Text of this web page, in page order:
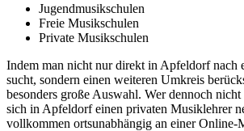
Jugendmusikschulen
Freie Musikschulen
Private Musikschulen
Indem man nicht nur direkt in Apfeldorf nach
sucht, sondern einen weiteren Umkreis
besonders große Auswahl. Wer dennoch
sich in Apfeldorf einen privaten Musiklehrer
vollkommen ortsunabhängig an einer Online-